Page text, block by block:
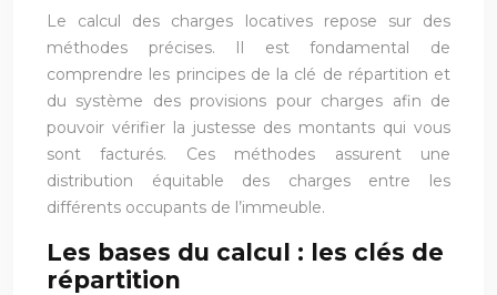
Le calcul des charges locatives repose sur des
méthodes précises. Il est fondamental de
comprendre les principes de la clé de répartition et
du système des provisions pour charges afin de
pouvoir vérifier la justesse des montants qui vous
sont facturés. Ces méthodes assurent une
distribution équitable des charges entre les
différents occupants de l’immeuble.
Les bases du calcul : les clés de
répartition